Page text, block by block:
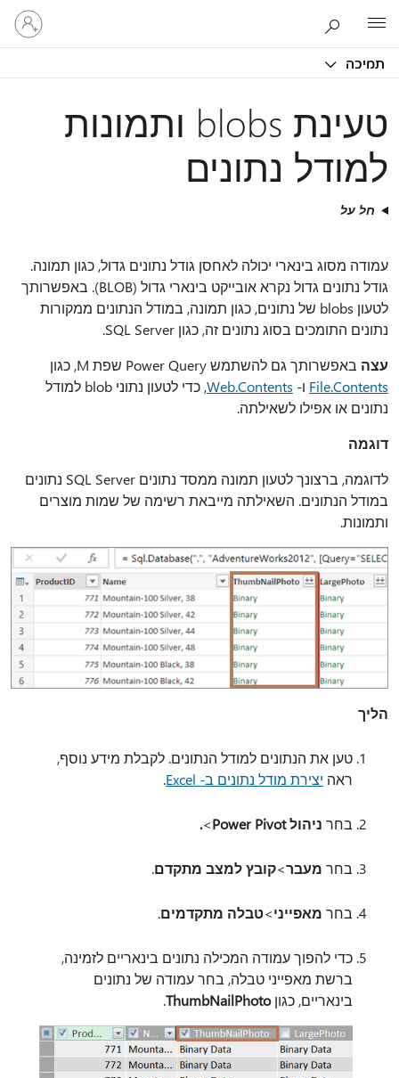
תמיכה
היכנס
לחשבון
שלך
טעינת blobs ותמונות
למודל נתונים
חל על
עמודה מסוג בינארי יכולה לאחסן גודל נתונים גדול, כגון תמונה.
גודל נתונים גדול נקרא אובייקט בינארי גדול (BLOB). באפשרותך
לטעון blobs של נתונים, כגון תמונה, במודל הנתונים ממקורות
נתונים התומכים בסוג נתונים זה, כגון SQL Server.
עצה באפשרותך גם להשתמש Power Query שפת M, כגון
File.Contents ו- Web.Contents
, כדי לטעון נתוני blob למודל
נתונים או אפילו לשאילתה.
דוגמה
לדוגמה, ברצונך לטעון תמונה ממסד נתונים SQL Server נתונים
במודל הנתונים. השאילתה מייבאת רשימה של שמות מוצרים
ותמונות.
הליך
טען את הנתונים למודל הנתונים. לקבלת מידע נוסף,
ראה יצירת מודל נתונים ב- Excel .
בחר ניהול Power Pivot >
.
בחר מעבר>קובץ למצב מתקדם.
בחר מאפייני>טבלה מתקדמים.
כדי להפוך עמודה המכילה נתונים בינאריים לזמינה,
ברשת מאפייני טבלה, בחר עמודה של נתונים
בינאריים, כגוןThumbNailPhoto
.